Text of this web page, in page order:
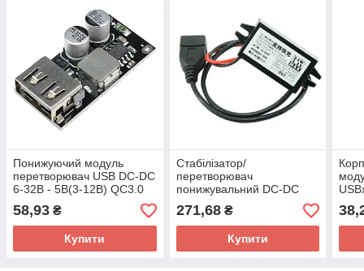
Понижуючий модуль
перетворювач USB DC-DC
6-32В - 5В(3-12В) QC3.0
58,93 ₴
Купити
Стабілізатор/
перетворювач
понижувальний DC-DC
5/9/12В 3.4А 24Вт
271,68₴
Купити